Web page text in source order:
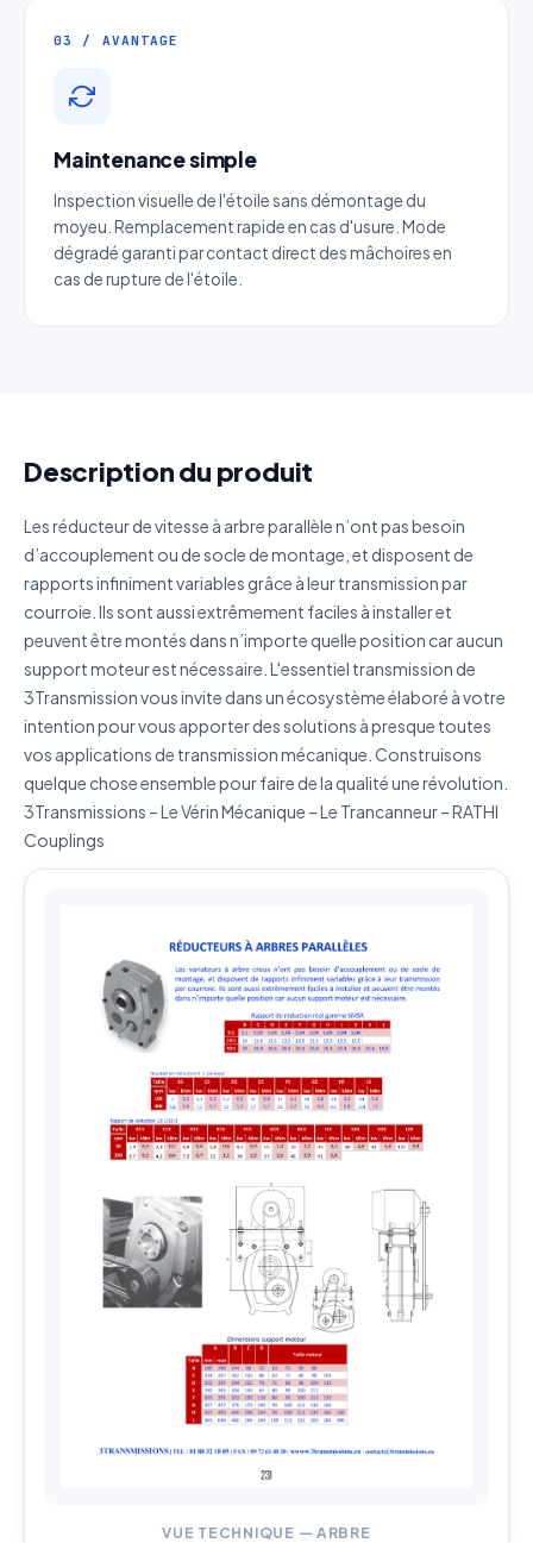
03 / AVANTAGE
Maintenance simple
Inspection visuelle de l'étoile sans démontage du
moyeu. Remplacement rapide en cas d'usure. Mode
dégradé garanti par contact direct des mâchoires en
cas de rupture de l'étoile.
Description du produit
Les réducteur de vitesse à arbre parallèle n’ont pas besoin
d’accouplement ou de socle de montage, et disposent de
rapports infiniment variables grâce à leur transmission par
courroie. Ils sont aussi extrêmement faciles à installer et
peuvent être montés dans n’importe quelle position car aucun
support moteur est nécessaire. L'essentiel transmission de
3Transmission vous invite dans un écosystème élaboré à votre
intention pour vous apporter des solutions à presque toutes
vos applications de transmission mécanique. Construisons
quelque chose ensemble pour faire de la qualité une révolution.
3Transmissions – Le Vérin Mécanique – Le Trancanneur – RATHI
Couplings
VUE TECHNIQUE — ARBRE
Catégorie
Référence produit
J'accepte que mes données soient utilisées pour traiter
ma demande.Politique de confidentialité
Envoyer ma demande de devis
Vos données sont protégées et ne seront jamais